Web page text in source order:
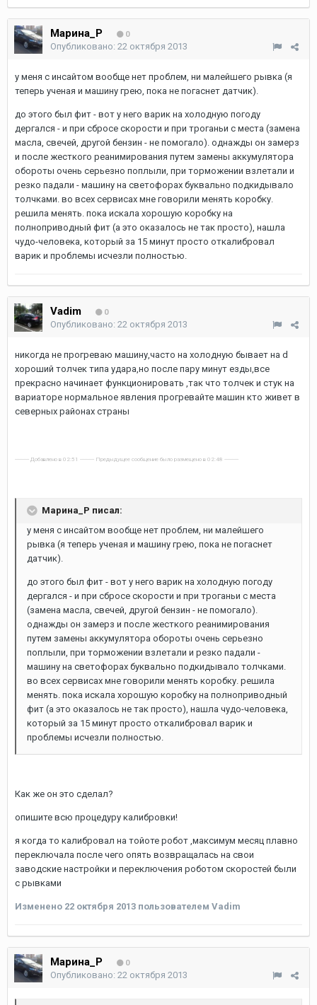
Марина_Р 0
Опубликовано: 22 октября 2013
у меня с инсайтом вообще нет проблем, ни малейшего рывка (я
теперь ученая и машину грею, пока не погаснет датчик).
до этого был фит - вот у него варик на холодную погоду
дергался - и при сбросе скорости и при троганьи с места (замена
масла, свечей, другой бензин - не помогало). однажды он замерз
и после жесткого реанимирования путем замены аккумулятора
обороты очень серьезно поплыли, при торможении взлетали и
резко падали - машину на светофорах буквально подкидывало
толчками. во всех сервисах мне говорили менять коробку.
решила менять. пока искала хорошую коробку на
полноприводный фит (а это оказалось не так просто), нашла
чудо-человека, который за 15 минут просто откалибровал
варик и проблемы исчезли полностью.
Vadim 0
Опубликовано: 22 октября 2013
никогда не прогреваю машину,часто на холодную бывает на d
хороший толчек типа удара,но после пару минут езды,все
прекрасно начинает функционировать ,так что толчек и стук на
вариаторе нормальное явления прогревайте машин кто живет в
северных районах страны
---------- Добавлено в 02:51 ---------- Предыдущее сообщение было размещено в 02:48 ----------
Марина_Р писал:
у меня с инсайтом вообще нет проблем, ни малейшего
рывка (я теперь ученая и машину грею, пока не погаснет
датчик).
до этого был фит - вот у него варик на холодную погоду
дергался - и при сбросе скорости и при троганьи с места
(замена масла, свечей, другой бензин - не помогало).
однажды он замерз и после жесткого реанимирования
путем замены аккумулятора обороты очень серьезно
поплыли, при торможении взлетали и резко падали -
машину на светофорах буквально подкидывало толчками.
во всех сервисах мне говорили менять коробку. решила
менять. пока искала хорошую коробку на полноприводный
фит (а это оказалось не так просто), нашла чудо-человека,
который за 15 минут просто откалибровал варик и
проблемы исчезли полностью.
Как же он это сделал?
опишите всю процедуру калибровки!
я когда то калибровал на тойоте робот ,максимум месяц плавно
переключала после чего опять возвращалась на свои
заводские настройки и переключения роботом скоростей были
с рывками
Изменено 22 октября 2013 пользователем Vadim
Марина_Р 0
Опубликовано: 22 октября 2013